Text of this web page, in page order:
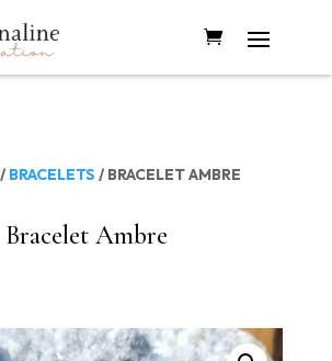
BRACELETS / BRACELET AMBRE
Bracelet Ambre